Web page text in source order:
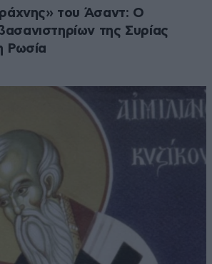
του Άσαντ: Ο
της Συρίας
Ρωσία